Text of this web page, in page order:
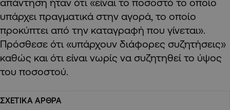
απάντηση ήταν ότι «είναι το ποσοστό το οποίο
υπάρχει πραγματικά στην αγορά, το οποίο
προκύπτει από την καταγραφή που γίνεται».
Πρόσθεσε ότι «υπάρχουν διάφορες συζητήσεις»
καθώς και ότι είναι νωρίς να συζητηθεί το ύψος
του ποσοστού.
ΣΧΕΤΙΚΑ ΑΡΘΡΑ